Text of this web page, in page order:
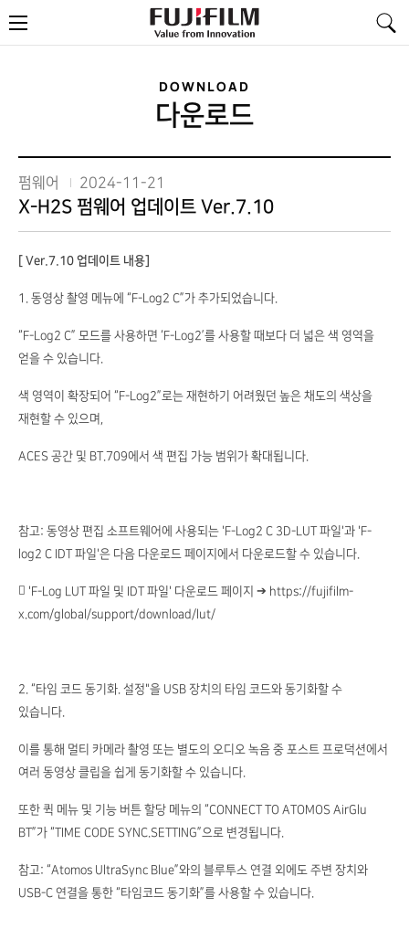
메
뉴
DOWNLOAD
다운로드
펌웨어 2024-11-21
X-H2S 펌웨어 업데이트 Ver.7.10
[ Ver.7.10 업데이트 내용]
1. 동영상 촬영 메뉴에 “F-Log2 C”가 추가되었습니다.
“F-Log2 C” 모드를 사용하면 ‘F-Log2’를 사용할 때보다 더 넓은 색 영역을
얻을 수 있습니다.
색 영역이 확장되어 “F-Log2”로는 재현하기 어려웠던 높은 채도의 색상을
재현할 수 있으며,
ACES 공간 및 BT.709에서 색 편집 가능 범위가 확대됩니다.
참고: 동영상 편집 소프트웨어에 사용되는 'F-Log2 C 3D-LUT 파일'과 'F-
log2 C IDT 파일'은 다음 다운로드 페이지에서 다운로드할 수 있습니다.
 'F-Log LUT 파일 및 IDT 파일' 다운로드 페이지 ➔ https://fujifilm-
x.com/global/support/download/lut/
2. “타임 코드 동기화. 설정"을 USB 장치의 타임 코드와 동기화할 수
있습니다.
이를 통해 멀티 카메라 촬영 또는 별도의 오디오 녹음 중 포스트 프로덕션에서
여러 동영상 클립을 쉽게 동기화할 수 있습니다.
또한 퀵 메뉴 및 기능 버튼 할당 메뉴의 “CONNECT TO ATOMOS AirGlu
BT”가 “TIME CODE SYNC.SETTING”으로 변경됩니다.
참고: “Atomos UltraSync Blue”와의 블루투스 연결 외에도 주변 장치와
USB-C 연결을 통한 “타임코드 동기화”를 사용할 수 있습니다.